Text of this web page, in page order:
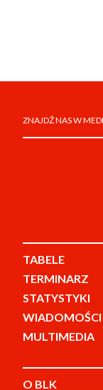
ZNAJDŹ NAS W
TABELE
TERMINARZ
STATYSTYKI
WIADOMOŚCI
MULTIMEDIA
O BLK